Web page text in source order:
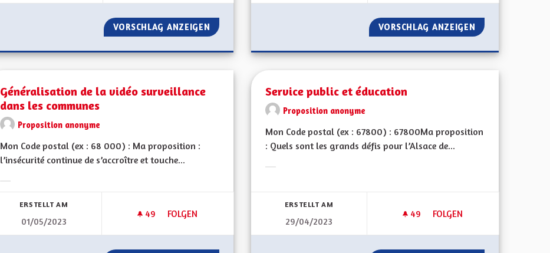
VORSCHLAG ANZEIGEN SAUVER NOTRE LANGUE RÉGIONALE VORSCHLAG ANZEIGEN DÉVELOPPER LE
Généralisation de la vidéo surveillance
dans les communes
Proposition anonyme
Mon Code postal (ex : 68 000) : Ma proposition :
l’insécurité continue de s’accroître et touche...
ERSTELLT AM
01/05/2023
49 49 FOLLOWER
FOLGEN
GÉNÉRALISATION DE LA VIDÉO SURVEILLANCE DANS LES COMMUNES
Service public et éducation
Proposition anonyme
Mon Code postal (ex : 67800) : 67800Ma proposition
: Quels sont les grands défis pour l’Alsace de...
ERSTELLT AM
29/04/2023
49 49 FOLLOWER
FOLGEN
SERVICE PUBLIC ET